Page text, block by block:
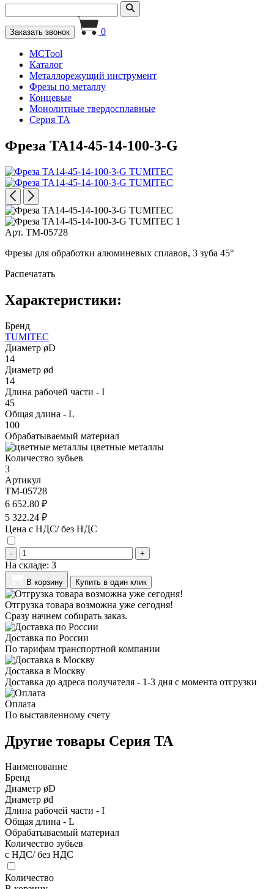
Заказать звонок 0
MCTool
Каталог
Металлорежущий инструмент
Фрезы по металлу
Концевые
Монолитные твердосплавные
Серия TA
Фреза TA14-45-14-100-3-G
Арт. TM-05728
Фрезы для обработки алюминевых сплавов, 3 зуба 45°
Распечатать
Характеристики:
Бренд
TUMITEC
Диаметр øD
14
Диаметр ød
14
Длина рабочей части - I
45
Общая длина - L
100
Обрабатываемый материал
цветные металлы
Количество зубьев
3
Артикул
TM-05728
6 652.80 ₽
5 322.24 ₽
Цена с НДС/ без НДС
- +
На складе: 3
В корзину Купить в один клик
Отгрузка товара возможна уже сегодня!
Сразу начнем собирать заказ.
Доставка по России
По тарифам транспортной компании
Доставка в Москву
Доставка до адреса получателя - 1-3 дня с момента отгрузки
Оплата
По выставленному счету
Другие товары Серия TA
Наименование
Бренд
Диаметр øD
Диаметр ød
Длина рабочей части - I
Общая длина - L
Обрабатываемый материал
Количество зубьев
с НДС/ без НДС
Количество